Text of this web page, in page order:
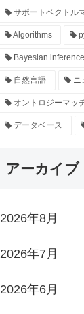
サポートベクトル
Algorithms
Bayesian inference
自然言語 ニ
オントロジーマッ
データベース
アーカイブ
2026年8月
2026年7月
2026年6月